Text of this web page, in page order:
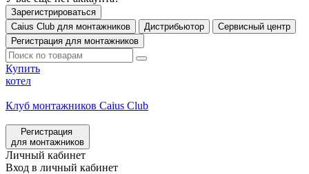
Зарегистрироваться
Caius Club для монтажников
Дистрибьютор
Сервисный центр
Регистрация для монтажников
Купить
котел
Клуб монтажников Caius Club
Регистрация
для монтажников
Личный кабинет
Вход в личный кабинет